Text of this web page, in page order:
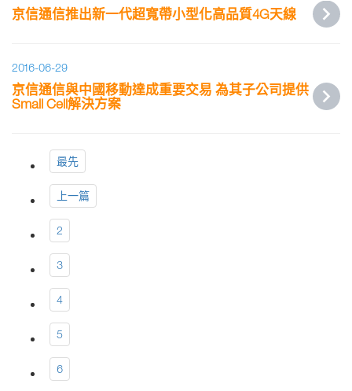
京信通信推出新一代超寬帶小型化高品質4G天線
2016-06-29
京信通信與中國移動達成重要交易 為其子公司提供
Small Cell解決方案
最先
上一篇
2
3
4
5
6